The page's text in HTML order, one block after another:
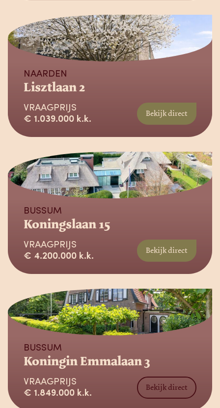
Verkocht onder voorbehoud
BUSSUM
Koningin Emmalaan 3
VRAAGPRIJS
€ 1.849.000 k.k.
Bekijk direct
Beschikbaar
NAARDEN
Lisztlaan 2
VRAAGPRIJS
€ 1.039.000 k.k.
Bekijk direct
Beschikbaar
BUSSUM
Koningslaan 15
VRAAGPRIJS
€ 4.200.000 k.k.
Bekijk direct